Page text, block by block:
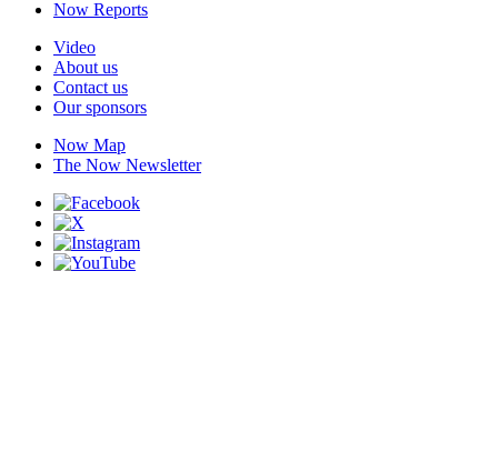
Now Reports
Video
About us
Contact us
Our sponsors
Now Map
The Now Newsletter